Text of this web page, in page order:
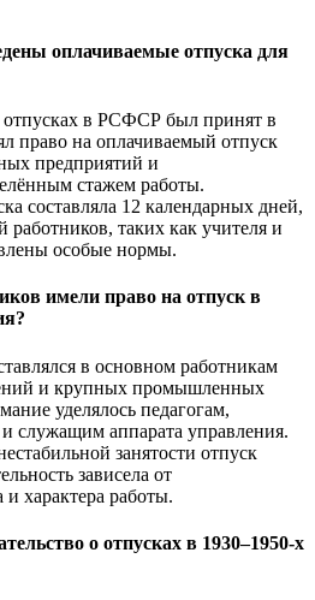
оплачиваемые отпуска для
в РСФСР был принят в
право на оплачиваемый отпуск
предприятий и
стажем работы.
составляла 12 календарных дней,
работников, таких как учителя и
особые нормы.
имели право на отпуск в
в основном работникам
и крупных промышленных
уделялось педагогам,
служащим аппарата управления.
занятости отпуск
зависела от
характера работы.
о отпусках в 1930–1950-х